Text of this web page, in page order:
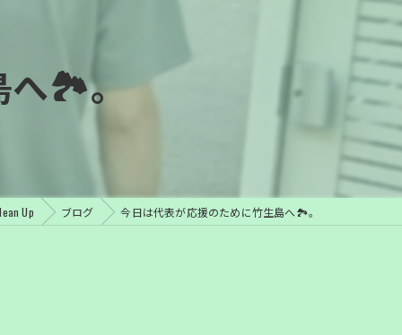
生前整理
へ🏞️。
Up ブログ 今日は代表が応援のために竹生島へ🏞️。